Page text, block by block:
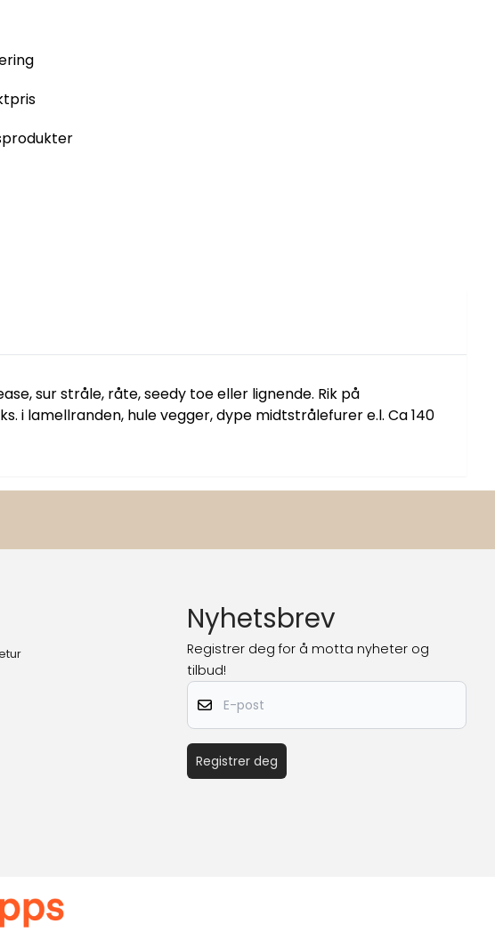
sur stråle, råte, seedy toe eller lignende. Rik på
i lamellranden, hule vegger, dype midtstrålefurer e.l. Ca 140
Nyhetsbrev
Registrer deg for å motta nyheter og
tilbud!
E-post
Registrer deg